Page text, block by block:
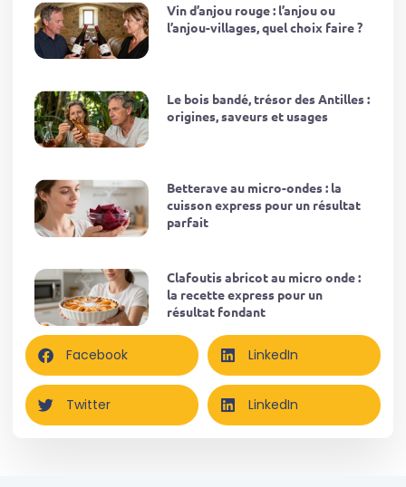
Vin d’anjou rouge : l’anjou ou
l’anjou-villages, quel choix faire ?
Le bois bandé, trésor des Antilles :
origines, saveurs et usages
Betterave au micro-ondes : la
cuisson express pour un résultat
parfait
Clafoutis abricot au micro onde :
la recette express pour un
résultat fondant
Facebook LinkedIn
Twitter LinkedIn